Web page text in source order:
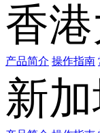
香
产品简介 操作指南
新